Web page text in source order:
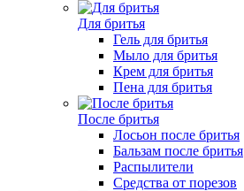
Для бритья
Гель для бритья
Мыло для бритья
Крем для бритья
Пена для бритья
После бритья
Лосьон после бритья
Бальзам после бритья
Распылители
Средства от порезов